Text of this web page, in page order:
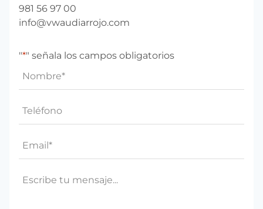
981 56 97 00
info@vwaudiarrojo.com
"*" señala los campos obligatorios